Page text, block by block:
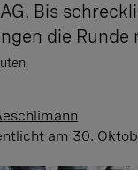
Bis
die Runde
am 30.